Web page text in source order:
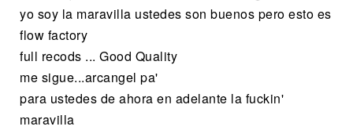
yo soy la maravilla ustedes son buenos pero esto es
flow factory
full recods ... Good Quality
me sigue...arcangel pa'
para ustedes de ahora en adelante la fuckin'
maravilla